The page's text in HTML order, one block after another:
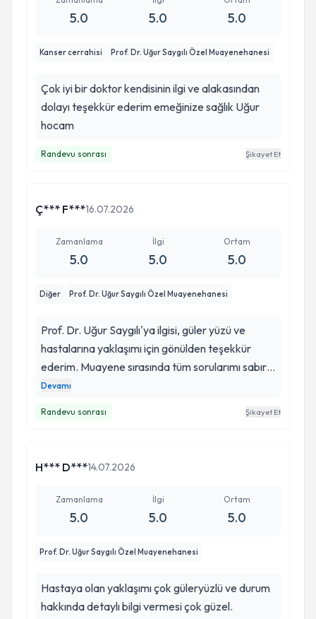
5.0 5.0 5.0
Kanser cerrahisi Prof. Dr. Uğur Saygılı Özel Muayenehanesi
Çok iyi bir doktor kendisinin ilgi ve alakasından
dolayı teşekkür ederim emeğinize sağlık Uğur
hocam
Randevu sonrası Şikayet Et
Ç*** F***16.07.2026
Zamanlama
5.0
İlgi
5.0
Ortam
5.0
Diğer Prof. Dr. Uğur Saygılı Özel Muayenehanesi
Prof. Dr. Uğur Saygılı'ya ilgisi, güler yüzü ve
hastalarına yaklaşımı için gönülden teşekkür
ederim. Muayene sırasında tüm sorularımı sabırla
dinleyip anlaşılır şekilde açıkladı. Kendimi
Devamı
Randevu sonrası Şikayet Et
H*** D***14.07.2026
Zamanlama
5.0
İlgi
5.0
Ortam
5.0
Prof. Dr. Uğur Saygılı Özel Muayenehanesi
Hastaya olan yaklaşımı çok güleryüzlü ve durum
hakkında detaylı bilgi vermesi çok güzel.